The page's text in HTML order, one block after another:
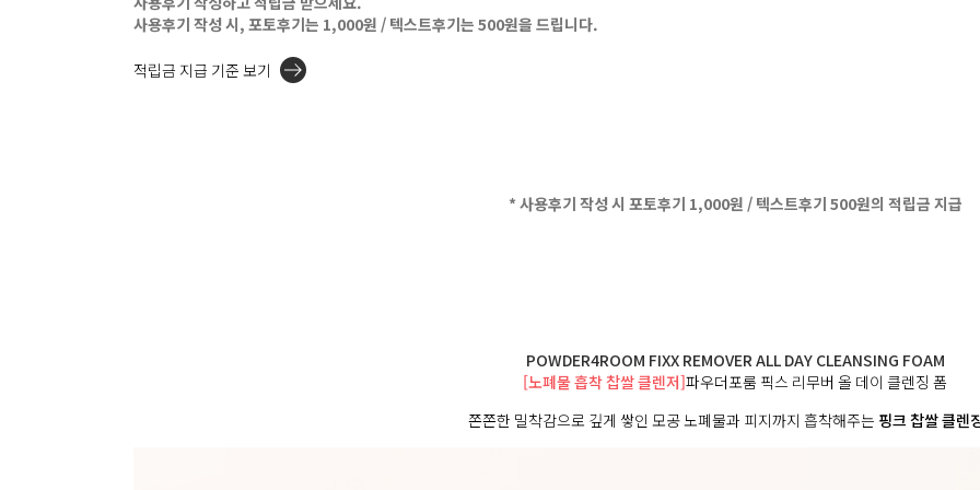
사용후기 작성 시, 포토후기는 1,000원 / 텍스트후기는 500원을 드립니다.
적립금 지급 기준 보기
* 사용후기 작성 시 포토후기 1,000원 / 텍스트후기 500원의 적립금 지급
POWDER4ROOM FIXX REMOVER ALL DAY CLEANSING FOAM
[노폐물 흡착 찹쌀 클렌저]파우더포룸 픽스 리무버 올 데이 클렌징 폼
쫀쫀한 밀착감으로 깊게 쌓인 모공 노폐물과 피지까지 흡착해주는 핑크 찹쌀 클렌